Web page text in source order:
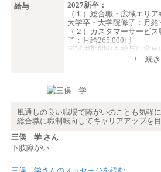
給与
2027新卒：
（１）総合職・広域エリ
大学卒・大学院修了：月給
（２）カスタマーサービ
了：月給265,000円
※試用期間中も給与に変更
+ 続き
風通しの良い職場で障がいのことも気軽に
総合職に職制転向してキャリアアップを目
三俣 学 さん
下肢障がい